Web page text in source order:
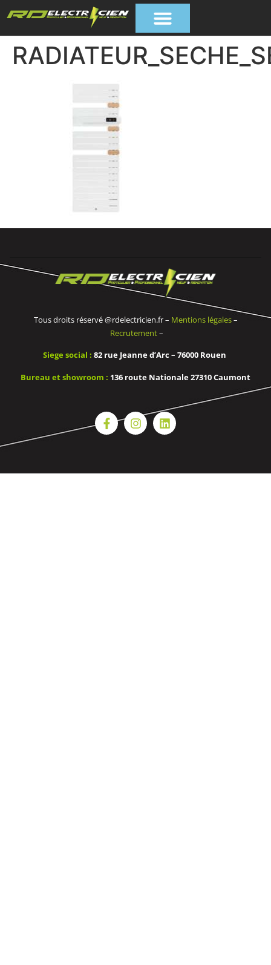
Tous droits réservé @rdelectricien.fr – Mentions légales–
Recrutement–
Siege social : 82 rue Jeanne d’Arc – 76000 Rouen
Bureau et showroom : 136 route Nationale 27310 Caumont